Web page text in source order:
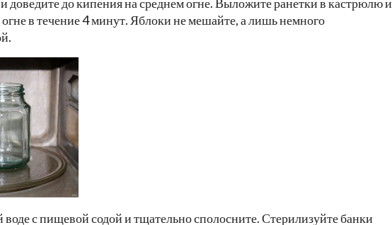
в течение 4 минут. Яблоки не мешайте, а лишь немного
с пищевой содой и тщательно сполосните. Стерилизуйте банки